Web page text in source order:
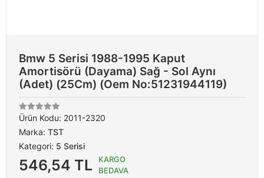
Bmw 5 Serisi 1988-1995 Kaput
Amortisörü (Dayama) Sağ - Sol Aynı
(Adet) (25Cm) (Oem No:51231944119)
Ürün Kodu: 2011-2320
Marka: TST
Kategori: 5 Serisi
546,54 TL
KARGO
BEDAVA